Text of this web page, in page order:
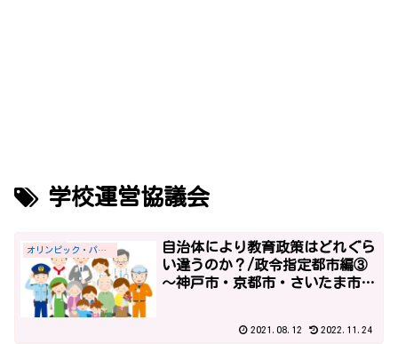
学校運営協議会
オリンピック・パラリンピック
自治体により教育政策はどれぐら
い違うのか？/政令指定都市編③
～神戸市・京都市・さいたま市・
2021.08.12 2022.11.24